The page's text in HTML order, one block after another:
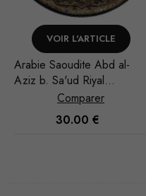
VOIR L'ARTICLE
Arabie Saoudite Abd al-
Aziz b. Sa'ud Riyal
1951/AH 1370
Comparer
30.00 €